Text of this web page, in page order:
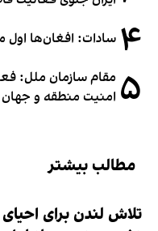
۴ سادات: افغان‌ها
۵ مقام سازمان ملل:
امنیت منطقه و جهان
مطالب بیشتر
تلاش لندن برای